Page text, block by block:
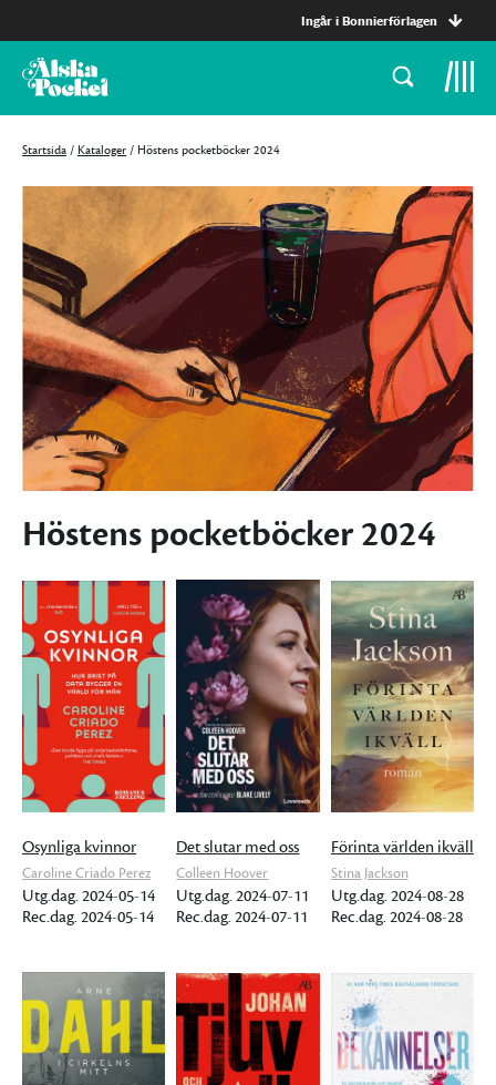
Ingår i Bonnierförlagen
Startsida / Kataloger / Höstens pocketböcker 2024
Höstens pocketböcker 2024
Osynliga kvinnor
Caroline Criado Perez
Utg.dag. 2024-05-14
Rec.dag. 2024-05-14
Det slutar med oss
Colleen Hoover
Utg.dag. 2024-07-11
Rec.dag. 2024-07-11
Förinta världen ikväll
Stina Jackson
Utg.dag. 2024-08-28
Rec.dag. 2024-08-28